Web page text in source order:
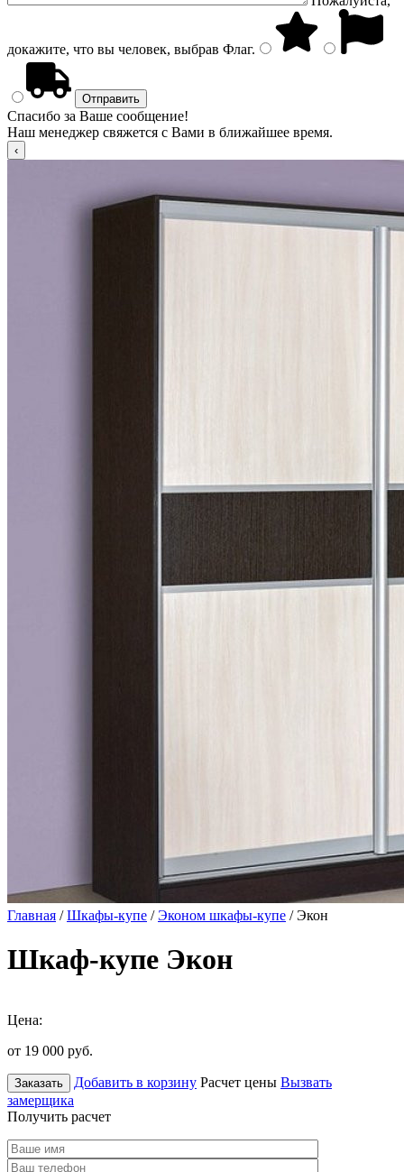
докажите, что вы человек, выбрав Флаг.
Спасибо за Ваше сообщение!
Наш менеджер свяжется с Вами в ближайшее время.
Главная /Шкафы-купе /Эконом шкафы-купе / Экон
Шкаф-купе Экон
Цена:
от 19 000 руб.
Заказать Добавить в корзину Расчет цены Вызвать
замерщика
Получить расчет